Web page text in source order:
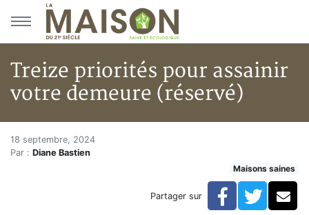
Aller au menu principal
Aller au contenu principal
Treize priorités pour assainir
votre demeure (réservé)
Accueil
Articles
Hypersensibilités environnementales
Treize priorités pour assainir votre demeure (réservé)
Treize priorités pour assainir
18 septembre, 2024
Par : Diane Bastien
Maisons saines
Partager sur Facebook